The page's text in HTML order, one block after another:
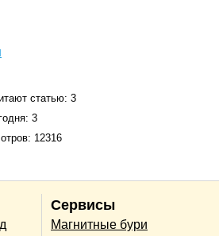
статью: 3
3
12316
Сервисы
Магнитные бури